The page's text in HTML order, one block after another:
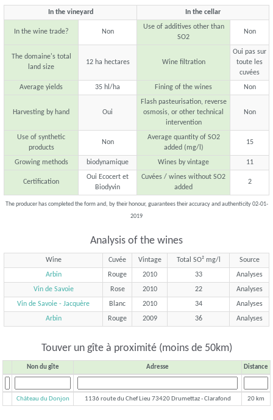
In the vineyard In the cellar
In the wine trade? Non
Use of additives other than
SO2
Non
The domaine's total
land size
12 ha hectares Wine filtration
Oui pas sur
toute les
cuvées
Average yields
35 hl/ha Fining of the wines Non
Harvesting by hand Oui
Flash pasteurisation, reverse
osmosis, or other technical
intervention
Non
Use of synthetic
products
Non
Average quantity of SO2
added (mg/l)
15
Growing methods biodynamique Wines by vintage 11
Certification
Oui Ecocert et
Biodyvin
Cuvées / wines without SO2
added
2
The producer has completed the form and, by their honour, guarantees their accuracy and authenticity 02-01-
2019
Analysis of the wines
Wine Cuvée Vintage Total SO² mg/l
Source
Arbin
Rouge 2010 33
Analyses
Vin de Savoie
Rose 2010 22
Analyses
Vin de Savoie - Jacquère
Blanc 2010 34
Analyses
Arbin
Rouge 2009 36 Analyses
Touver un gîte à proximité (moins de 50km)
Non du gîte Adresse Distance
Château du Donjon 1136 route du Chef Lieu 73420 Drumettaz - Clarafond 20 km